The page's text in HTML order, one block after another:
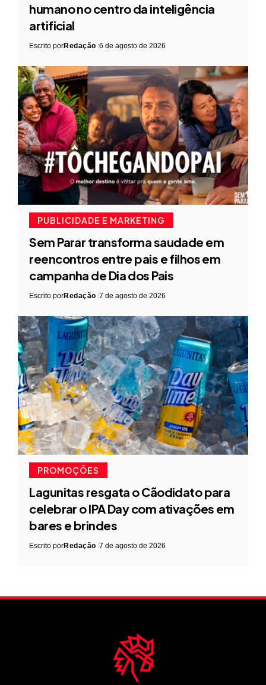
humano no centro da inteligência
artificial
Escrito porRedação 6 de agosto de 2026
PUBLICIDADE E MARKETING
Sem Parar transforma saudade em
reencontros entre pais e filhos em
campanha de Dia dos Pais
Escrito porRedação 7 de agosto de 2026
PROMOÇÕES
Lagunitas resgata o Cãodidato para
celebrar o IPA Day com ativações em
bares e brindes
Escrito porRedação 7 de agosto de 2026